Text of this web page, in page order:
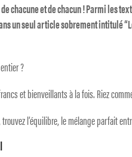
chacune et de chacun ! Parmi les
un seul article sobrement intitulé
?
et bienveillants à la fois. Riez
l’équilibre, le mélange parfait